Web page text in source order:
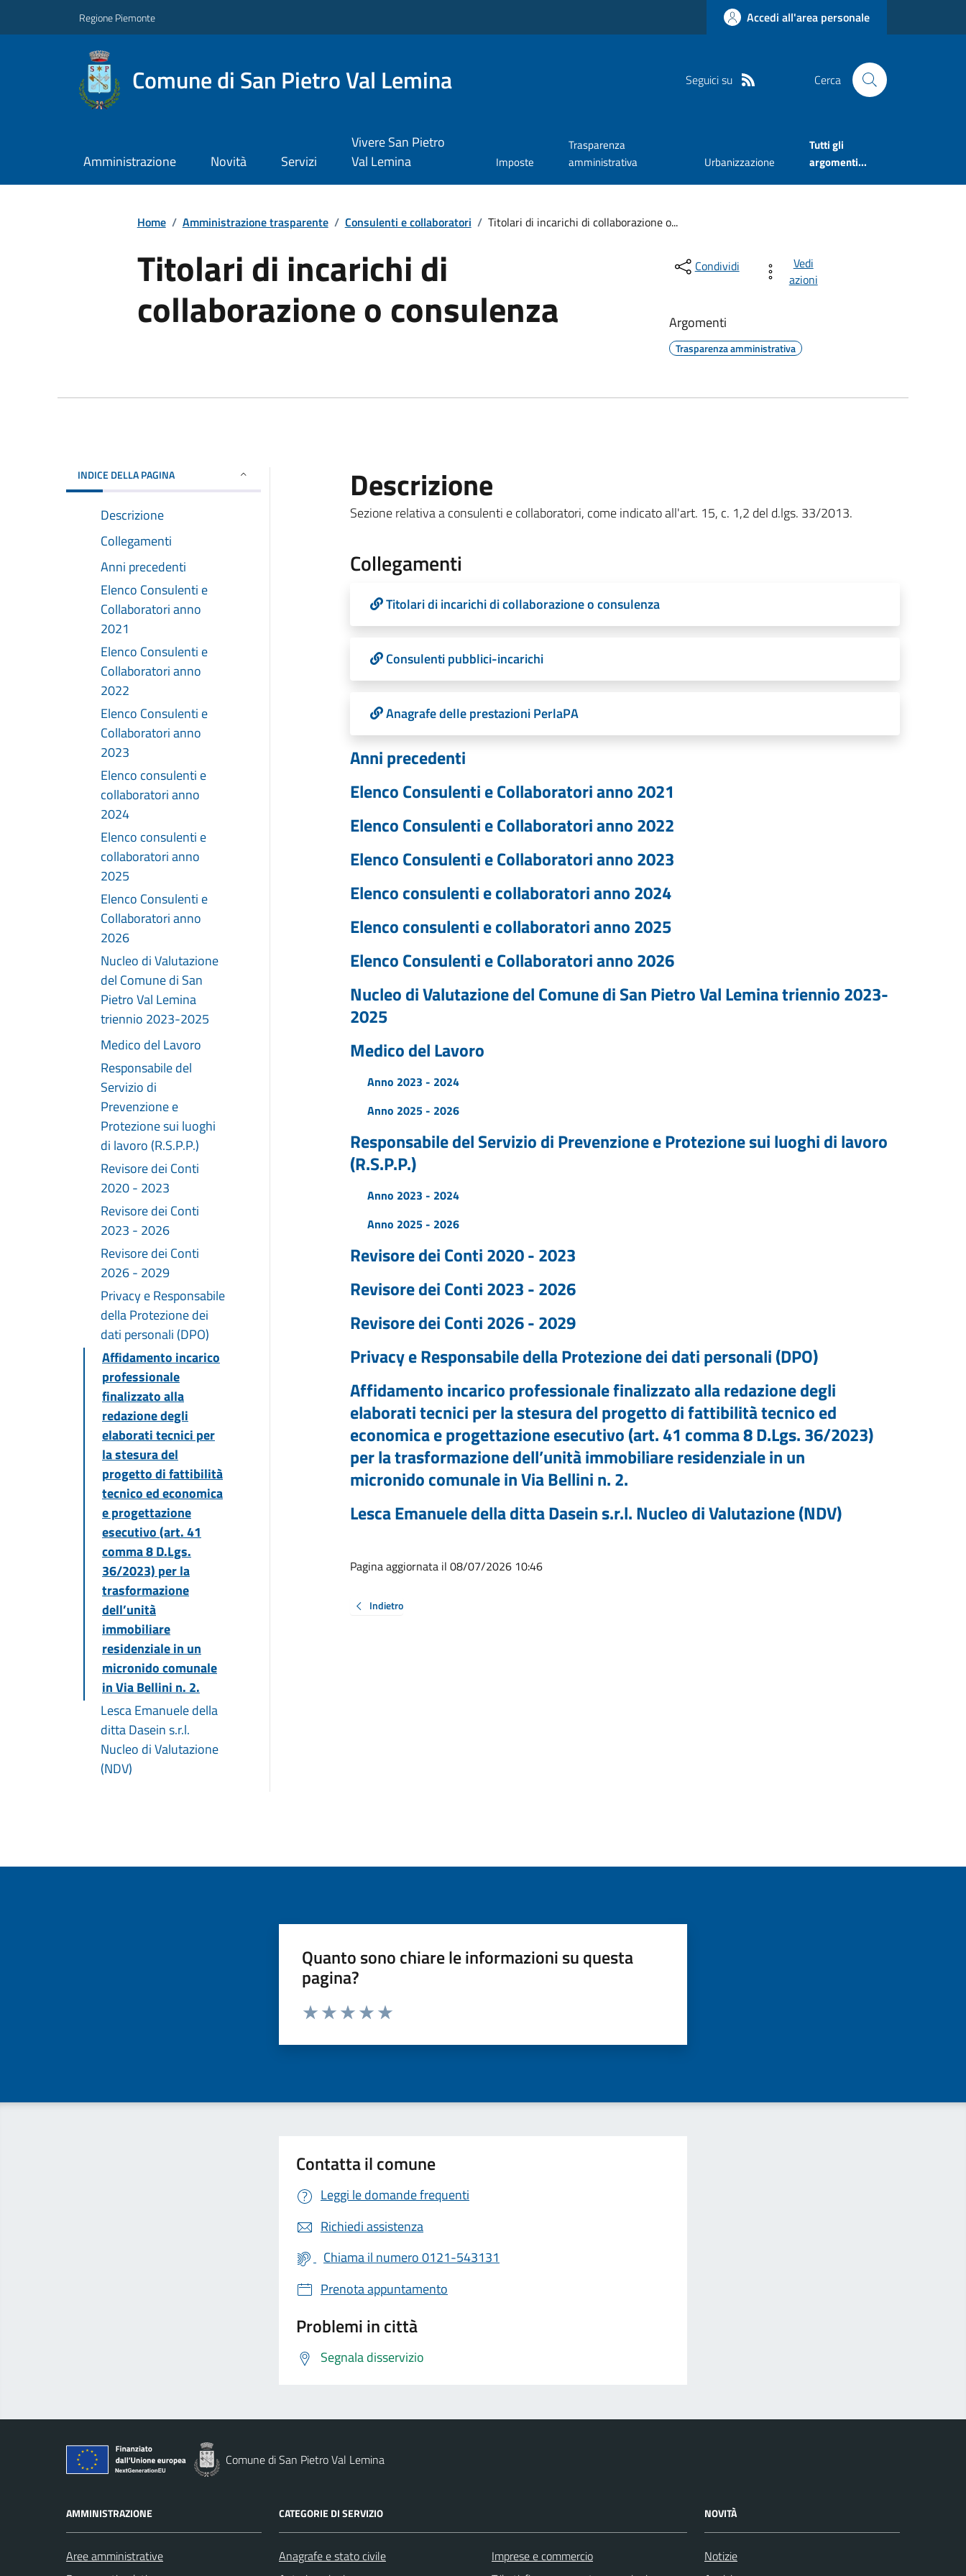
Regione Piemonte Accedi all'area personale
Comune di San Pietro Val Lemina Seguici su Cerca
Amministrazione Novità Servizi
Vivere San Pietro
Val Lemina
Imposte
Trasparenza
amministrativa
Urbanizzazione
Tutti gli
argomenti...
Home / Amministrazione trasparente / Consulenti e collaboratori / Titolari di incarichi di collaborazione o...
Titolari di incarichi di
collaborazione o consulenza
Condividi
Vedi
azioni
Argomenti
Trasparenza amministrativa
INDICE DELLA PAGINA
Descrizione
Collegamenti
Anni precedenti
Elenco Consulenti e
Collaboratori anno
2021
Elenco Consulenti e
Collaboratori anno
2022
Elenco Consulenti e
Collaboratori anno
2023
Elenco consulenti e
collaboratori anno
2024
Elenco consulenti e
collaboratori anno
2025
Elenco Consulenti e
Collaboratori anno
2026
Nucleo di Valutazione
del Comune di San
Pietro Val Lemina
triennio 2023-2025
Medico del Lavoro
Responsabile del
Servizio di
Prevenzione e
Protezione sui luoghi
di lavoro (R.S.P.P.)
Revisore dei Conti
2020 - 2023
Revisore dei Conti
2023 - 2026
Revisore dei Conti
2026 - 2029
Privacy e Responsabile
della Protezione dei
dati personali (DPO)
Affidamento incarico
professionale
finalizzato alla
redazione degli
elaborati tecnici per
la stesura del
progetto di fattibilità
tecnico ed economica
e progettazione
esecutivo (art. 41
comma 8 D.Lgs.
36/2023) per la
trasformazione
dell’unità
immobiliare
residenziale in un
micronido comunale
in Via Bellini n. 2.
Lesca Emanuele della
ditta Dasein s.r.l.
Nucleo di Valutazione
(NDV)
Descrizione
Sezione relativa a consulenti e collaboratori, come indicato all'art. 15, c. 1,2 del d.lgs. 33/2013.
Collegamenti
Titolari di incarichi di collaborazione o consulenza
Consulenti pubblici-incarichi
Anagrafe delle prestazioni PerlaPA
Anni precedenti
Elenco Consulenti e Collaboratori anno 2021
Elenco Consulenti e Collaboratori anno 2022
Elenco Consulenti e Collaboratori anno 2023
Elenco consulenti e collaboratori anno 2024
Elenco consulenti e collaboratori anno 2025
Elenco Consulenti e Collaboratori anno 2026
Nucleo di Valutazione del Comune di San Pietro Val Lemina triennio 2023-
2025
Medico del Lavoro
Anno 2023 - 2024
Anno 2025 - 2026
Responsabile del Servizio di Prevenzione e Protezione sui luoghi di lavoro
(R.S.P.P.)
Anno 2023 - 2024
Anno 2025 - 2026
Revisore dei Conti 2020 - 2023
Revisore dei Conti 2023 - 2026
Revisore dei Conti 2026 - 2029
Privacy e Responsabile della Protezione dei dati personali (DPO)
Affidamento incarico professionale finalizzato alla redazione degli
elaborati tecnici per la stesura del progetto di fattibilità tecnico ed
economica e progettazione esecutivo (art. 41 comma 8 D.Lgs. 36/2023)
per la trasformazione dell’unità immobiliare residenziale in un
micronido comunale in Via Bellini n. 2.
Lesca Emanuele della ditta Dasein s.r.l. Nucleo di Valutazione (NDV)
Pagina aggiornata il 08/07/2026 10:46
Indietro
Quanto sono chiare le informazioni su questa
pagina?
Valuta da 1 a 5 stelle la pagina
Contatta il comune
Leggi le domande frequenti
Richiedi assistenza
Chiama il numero 0121-543131
Prenota appuntamento
Problemi in città
Segnala disservizio
Comune di San Pietro Val Lemina
AMMINISTRAZIONE
Aree amministrative
CATEGORIE DI SERVIZIO
Anagrafe e stato civile
Imprese e commercio
NOVITÀ
Notizie